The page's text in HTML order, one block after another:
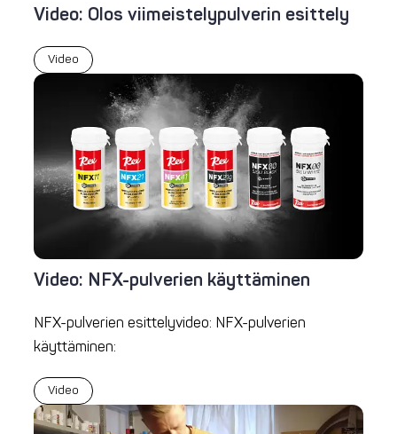
Video: Olos viimeistelypulverin esittely
Video
Video: NFX-pulverien käyttäminen
NFX-pulverien esittelyvideo: NFX-pulverien
käyttäminen:
Video